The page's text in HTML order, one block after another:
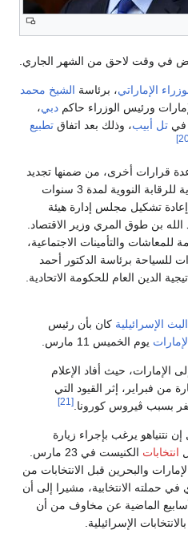
في وقت لاحق من الشهر الجاري.
الإماراتي، برئاسة الشيخ محمد
ورئيس الوزراء حاكم دبي،
في تل أبيب، وذلك بعد اتفاق تطبيع
قرارات أخرى، من ضمنها تجديد
تشكيل مجلس إدارة الهيئة الاتحادية للرقابة النووية لمدة 3 سنوات
تشكيل مجلس إدارة هيئة
الله بن طوق المري وزير الاقتصاد.
للمعاشات والتأمينات الاجتماعية،
برئاسة الدكتور أحمد
الدين العام للحكومة الاتحادية.
الإسرائيلية كان بأن رئيس
يوم الخميس 11 مارس.
الإمارات، حيث أفاد الإعلام
من فبراير، إثر القيود التي
بسبب ڤيروس كورونا. [21]
نتنياهو يرغب بإجراء زيارة
انتخابات
الكنيست في 23 مارس.
والبحرين قبل الانتخابات من
حملته الانتخابية، مشيرا إلى أن
الماضية عن مخاوف من أن
الإسرائيلية.